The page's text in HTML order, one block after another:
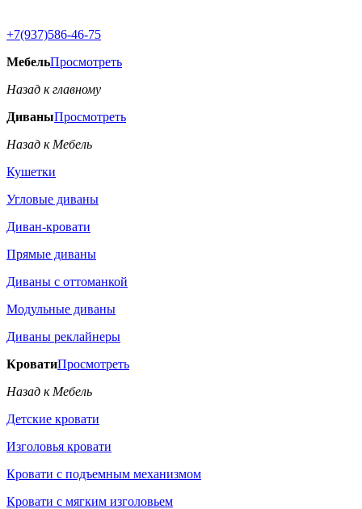
+7(937)586-46-75
МебельПросмотреть
Назад к главному
ДиваныПросмотреть
Назад к Мебель
Кушетки
Угловые диваны
Диван-кровати
Прямые диваны
Диваны с оттоманкой
Модульные диваны
Диваны реклайнеры
КроватиПросмотреть
Назад к Мебель
Детские кровати
Изголовья кровати
Кровати с подъемным механизмом
Кровати с мягким изголовьем